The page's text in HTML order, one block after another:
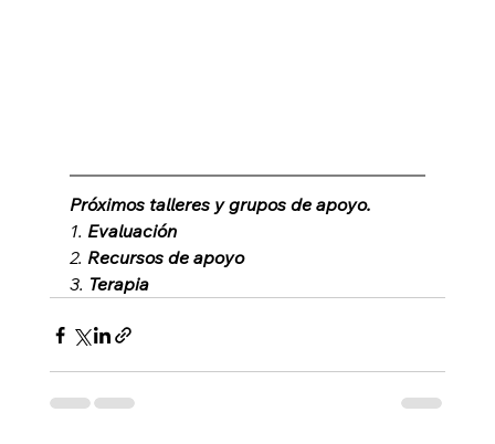
Próximos talleres y grupos de apoyo.
1. Evaluación
2. Recursos de apoyo
3. Terapia